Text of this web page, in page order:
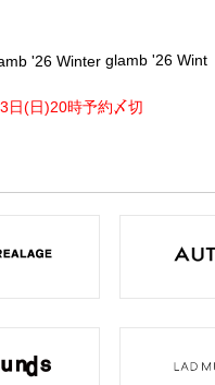
glamb '26 Wint
日(日)20時予約〆切